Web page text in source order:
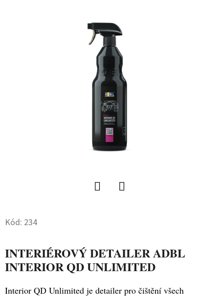
Kód: 234
INTERIÉROVÝ DETAILER ADBL
INTERIOR QD UNLIMITED
Interior QD Unlimited je detailer pro čištění všech
O
O
R
Č